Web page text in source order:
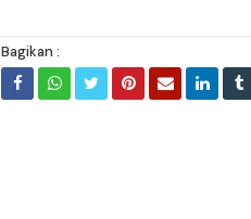
Bagikan :